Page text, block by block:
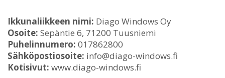
Ikkunaliikkeen nimi: Diago Windows Oy
Osoite: Sepäntie 6, 71200 Tuusniemi
Puhelinnumero: 017862800
Sähköpostiosoite: info@diago-windows.fi
Kotisivut: www.diago-windows.fi